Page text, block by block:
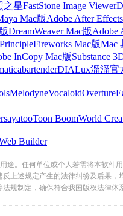
之星FastStone Image Viewer
Mac版Adobe After
DreamWeaver Mac版Adobe
PrincipleFireworks Mac版Mac
InCopy Mac版Substance
bartenderDIALux溜溜官
MelodyneVocaloidOverture
sayatooToon BoomWorld
Builder
。任何单位或个人若需将本软
述规定产生的法律纠纷及后果
规制定，确保符合我国版权法律体